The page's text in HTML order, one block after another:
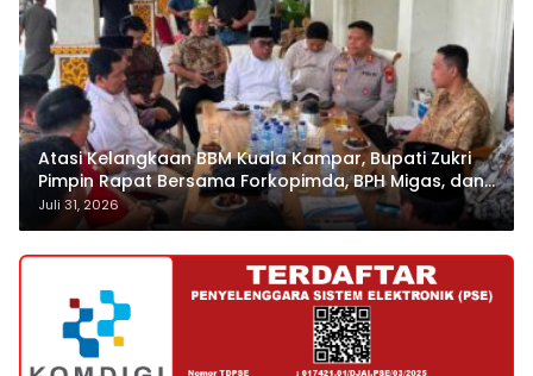
Atasi Kelangkaan BBM Kuala Kampar, Bupati Zukri
Pimpin Rapat Bersama Forkopimda, BPH Migas, dan
Pertamina
Juli 31, 2026